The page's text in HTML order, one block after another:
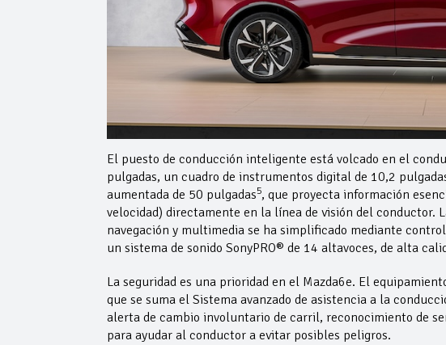
El puesto de conducción inteligente está volcado en el
pulgadas, un cuadro de instrumentos digital de 10,2
aumentada de 50 pulgadas5, que proyecta información
velocidad) directamente en la línea de visión del conductor.
navegación y multimedia se ha simplificado mediante
un sistema de sonido SonyPRO® de 14 altavoces, de alta
La seguridad es una prioridad en el Mazda6e. El
que se suma el Sistema avanzado de asistencia a la
alerta de cambio involuntario de carril, reconocimiento de
para ayudar al conductor a evitar posibles peligros.